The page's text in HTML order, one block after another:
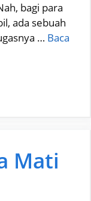
bagi para
ada sebuah
… Baca
Mati